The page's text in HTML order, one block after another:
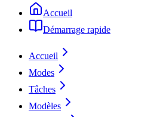
Accueil
Démarrage rapide
Accueil
Modes
Tâches
Modèles